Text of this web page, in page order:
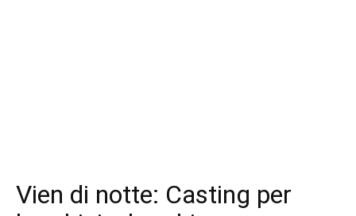
Vien di notte: Casting per